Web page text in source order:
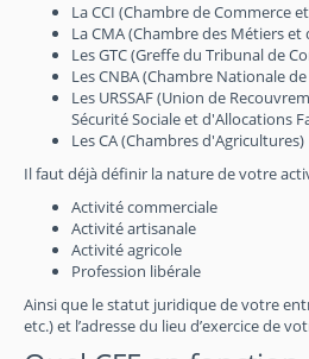
La CCI (Chambre de Commerce
La CMA (Chambre des Métiers
Les GTC (Greffe du Tribunal de
Les CNBA (Chambre Nationale
Les URSSAF (Union de
Sécurité Sociale et d'Allocations
Les CA (Chambres d'Agricultures)
Il faut déjà définir la nature de votre
Activité commerciale
Activité artisanale
Activité agricole
Profession libérale
Ainsi que le statut juridique de votre
etc.) et l’adresse du lieu d’exercice de